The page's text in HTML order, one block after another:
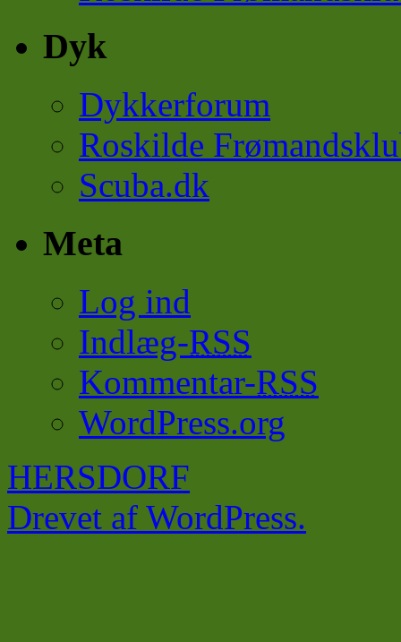
Dyk
Dykkerforum
Roskilde
Scuba.dk
Meta
Log ind
Indlæg-RSS
Kommentar-RSS
WordPress.org
HERSDORF
Drevet af WordPress.